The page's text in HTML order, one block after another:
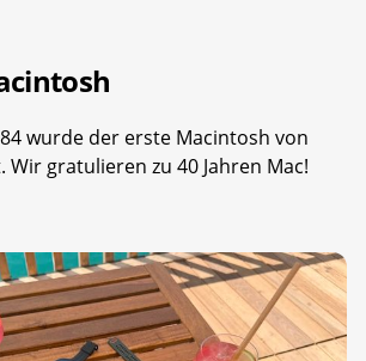
wurde der erste Macintosh von
gratulieren zu 40 Jahren Mac!